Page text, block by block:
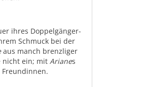
ihres Doppelgänger-
Schmuck bei der
aus manch brenzliger
nicht ein; mit Arianes